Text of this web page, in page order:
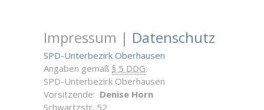
Impressum | Datenschutz
SPD-Unterbezirk Oberhausen
Angaben gemäß § 5 DDG:
SPD-Unterbezirk Oberhausen
Vorsitzende: Denise Horn
Schwartzstr. 52